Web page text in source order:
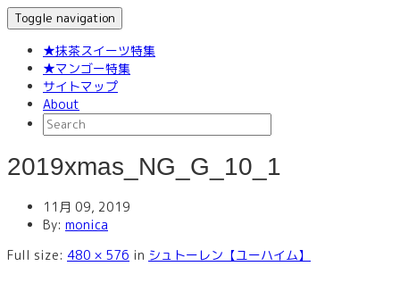
Toggle navigation
★抹茶スイーツ特集
★マンゴー特集
サイトマップ
About
2019xmas_NG_G_10_1
11月 09, 2019
By: monica
Full size: 480 × 576 in シュトーレン【ユーハイム】